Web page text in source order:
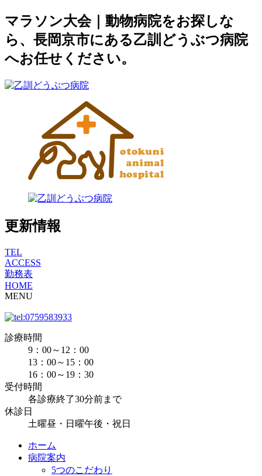
マラソン大会｜動物病院をお探しな
ら、長岡京市にある乙訓どうぶつ病院
へお任せください。
更新情報
TEL
ACCESS
勤務表
HOME
MENU
診療時間
9：00～12：00
13：00～15：00
16：00～19：30
受付時間
各診療終了30分前まで
休診日
土曜昼・日曜午後・祝日
ホーム
病院案内
5つのこだわり